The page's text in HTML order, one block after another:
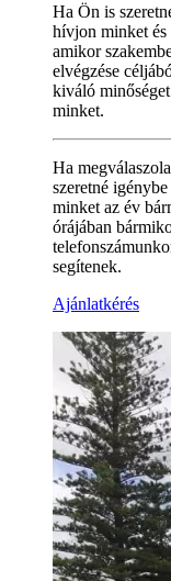
Ha Ön is
hívjon minket és
amikor
elvégzése
kiváló
minket.
Ha
szeretné
minket az év
órájában
segítenek.
Ajánlatkérés